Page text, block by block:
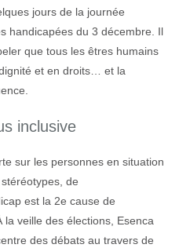
jours de la journée
handicapées du 3 décembre. Il
que tous les êtres humains
et en droits… et la
inclusive
sur les personnes en situation
de
est la 2e cause de
la veille des élections, Esenca
des débats au travers de